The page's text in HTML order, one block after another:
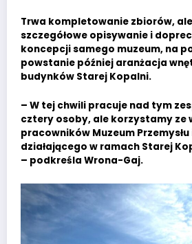
Trwa kompletowanie zbiorów,
szczegółowe opisywanie i
koncepcji samego muzeum, na
powstanie później aranżacja
budynków Starej Kopalni.
– W tej chwili pracuje nad tym
cztery osoby, ale korzystamy ze
pracowników Muzeum
działającego w ramach Starej
– podkreśla Wrona-Gaj.